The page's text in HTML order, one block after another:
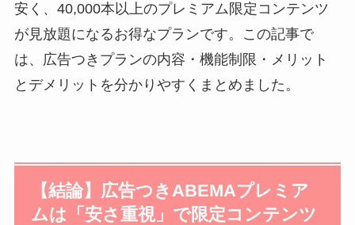
安く、40,000本以上のプレミアム限定コンテンツ
が見放題になるお得なプランです。この記事で
は、広告つきプランの内容・機能制限・メリット
とデメリットを分かりやすくまとめました。
【結論】広告つきABEMAプレミア
ムは「安さ重視」で限定コンテンツ